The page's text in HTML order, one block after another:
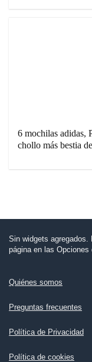
6 mochilas adidas,
chollo más bestia
Sin widgets agregados.
página en las
Quiénes somos
Preguntas frecuentes
Política de Privacidad
Política de cookies